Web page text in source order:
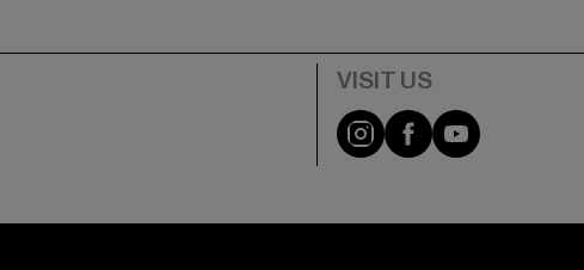
Visit our Instagram
Visit ourVisit our